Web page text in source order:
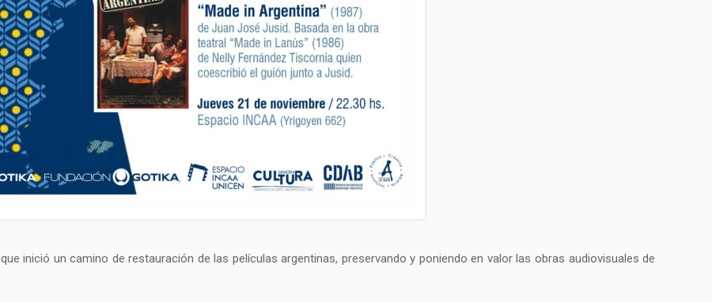
que inició un camino de restauración de las películas argentinas, preservando y poniendo en valor las obras audiovisuales de